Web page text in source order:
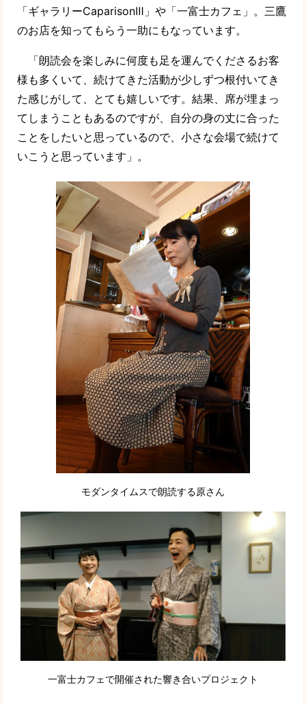
「ギャラリーCaparisonⅢ」や「一富士カフェ」。三鷹
のお店を知ってもらう一助にもなっています。
「朗読会を楽しみに何度も足を運んでくださるお客
様も多くいて、続けてきた活動が少しずつ根付いてき
た感じがして、とても嬉しいです。結果、席が埋まっ
てしまうこともあるのですが、自分の身の丈に合った
ことをしたいと思っているので、小さな会場で続けて
いこうと思っています」。
モダンタイムスで朗読する原さん
一富士カフェで開催された響き合いプロジェクト